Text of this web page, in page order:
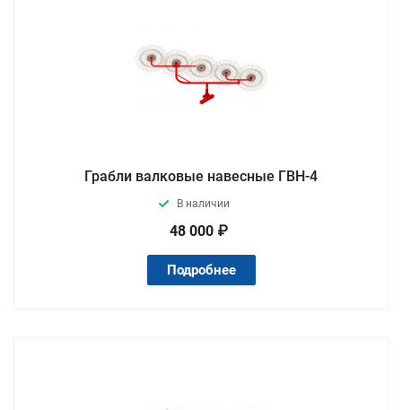
Грабли валковые навесные ГВН-4
В наличии
48 000 ₽
Подробнее